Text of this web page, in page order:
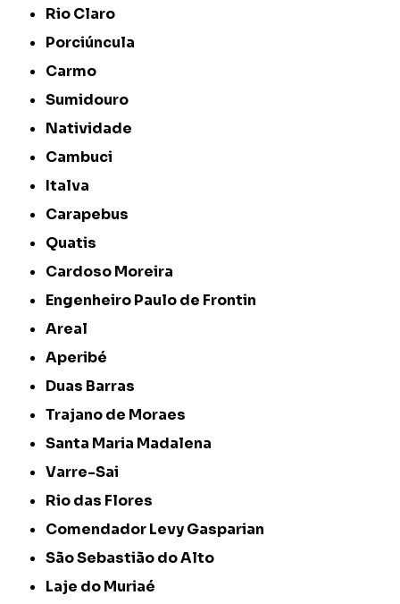
Rio Claro
Porciúncula
Carmo
Sumidouro
Natividade
Cambuci
Italva
Carapebus
Quatis
Cardoso Moreira
Engenheiro Paulo de Frontin
Areal
Aperibé
Duas Barras
Trajano de Moraes
Santa Maria Madalena
Varre-Sai
Rio das Flores
Comendador Levy Gasparian
São Sebastião do Alto
Laje do Muriaé